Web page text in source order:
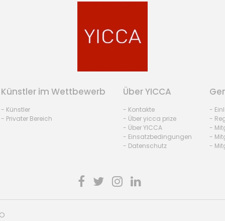
Künstler im Wettbewerb
- Künstler
- Privater Bereich
Über YICCA
- Kontakte
- Über yicca prize
- Über YICCA
- Einsatzbedingungen
- Datenschutz
-
-
-
-
-